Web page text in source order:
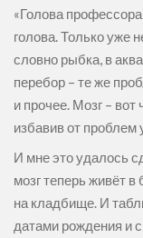
«Голова
голова. Только уже
словно рыбка, в
перебор – те же
и прочее. Мозг – вот
избавив от
И мне это удалось
мозг теперь живёт в
на кладбище. И
датами рождения и